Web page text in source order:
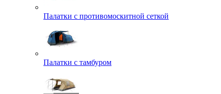
Палатки с противомоскитной сеткой
Палатки с тамбуром